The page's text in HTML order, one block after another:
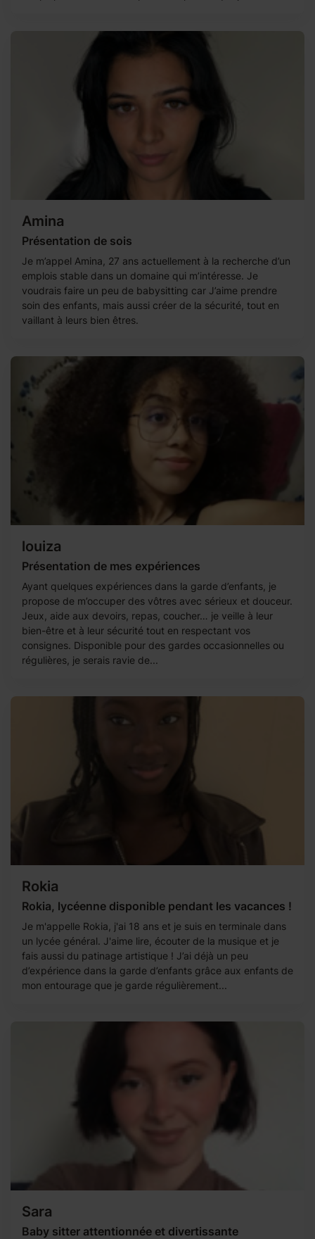
Amina
Présentation de sois
Je m’appel Amina, 27 ans actuellement à la recherche d’un
emplois stable dans un domaine qui m’intéresse. Je
voudrais faire un peu de babysitting car J’aime prendre
soin des enfants, mais aussi créer de la sécurité, tout en
vaillant à leurs bien êtres.
louiza
Présentation de mes expériences
Ayant quelques expériences dans la garde d’enfants, je
propose de m’occuper des vôtres avec sérieux et douceur.
Jeux, aide aux devoirs, repas, coucher… je veille à leur
bien-être et à leur sécurité tout en respectant vos
consignes. Disponible pour des gardes occasionnelles ou
régulières, je serais ravie de...
Rokia
Rokia, lycéenne disponible pendant les vacances !
Je m'appelle Rokia, j'ai 18 ans et je suis en terminale dans
un lycée général. J'aime lire, écouter de la musique et je
fais aussi du patinage artistique ! J’ai déjà un peu
d’expérience dans la garde d’enfants grâce aux enfants de
mon entourage que je garde régulièrement...
Sara
Baby sitter attentionnée et divertissante